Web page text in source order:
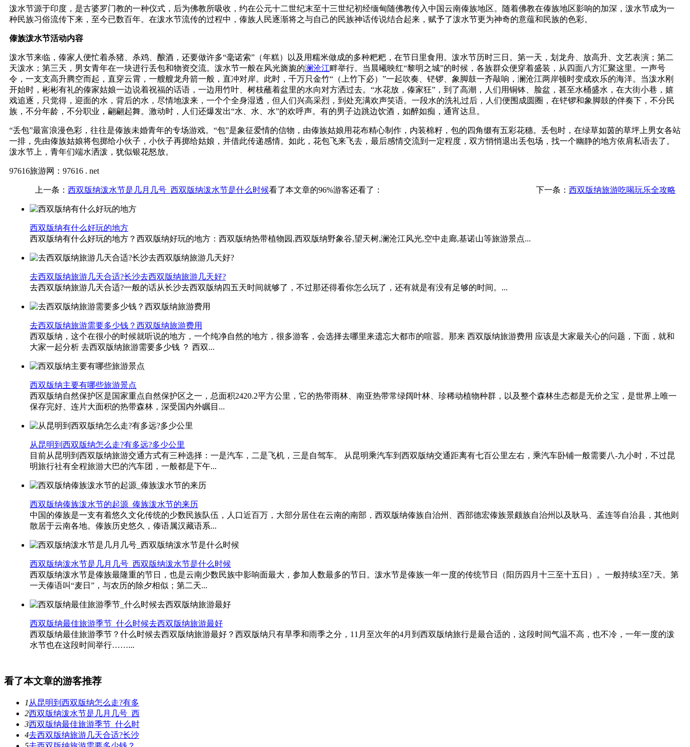
泼水节源于印度，是古婆罗门教的一种仪式，后为佛教所吸收，约在公元十二世纪末至十三世纪初经缅甸随佛教传入中国云南傣族地区。随着佛教在傣族地区影响的加深，泼水节成为一
种民族习俗流传下来，至今已数百年。在泼水节流传的过程中，傣族人民逐渐将之与自己的民族神话传说结合起来，赋予了泼水节更为神奇的意蕴和民族的色彩。
傣族泼水节活动内容
泼水节来临，傣家人便忙着杀猪、杀鸡、酿酒，还要做许多“毫诺索”（年糕）以及用糯米做成的多种粑粑，在节日里食用。泼水节历时三日。第一天，划龙舟、放高升、文艺表演；第二
天泼水；第三天，男女青年在一块进行丢包和物资交流。泼水节一般在风光旖旎的澜沧江畔举行。当晨曦映红“黎明之城”的时候，各族群众便穿着盛装，从四面八方汇聚这里。一声号
令，一支支高升腾空而起，直穿云霄，一艘艘龙舟箭一般，直冲对岸。此时，千万只金竹“（上竹下必）”一起吹奏、铓锣、象脚鼓一齐敲响，澜沧江两岸顿时变成欢乐的海洋。当泼水刚
开始时，彬彬有礼的傣家姑娘一边说着祝福的话语，一边用竹叶、树枝蘸着盆里的水向对方洒过去。“水花放，傣家狂”，到了高潮，人们用铜钵、脸盆，甚至水桶盛水，在大街小巷，嬉
戏追逐，只觉得，迎面的水，背后的水，尽情地泼来，一个个全身湿透，但人们兴高采烈，到处充满欢声笑语。一段水的洗礼过后，人们便围成圆圈，在铓锣和象脚鼓的伴奏下，不分民
族，不分年龄，不分职业，翩翩起舞。激动时，人们还爆发出“水、水、水”的欢呼声。有的男子边跳边饮酒，如醉如痴，通宵达旦。
“丢包”最富浪漫色彩，往往是傣族未婚青年的专场游戏。“包”是象征爱情的信物，由傣族姑娘用花布精心制作，内装棉籽，包的四角缀有五彩花穗。丢包时，在绿草如茵的草坪上男女各站
一排，先由傣族姑娘将包掷给小伙子，小伙子再掷给姑娘，并借此传递感情。如此，花包飞来飞去，最后感情交流到一定程度，双方悄悄退出丢包场，找一个幽静的地方依肩私语去了。
泼水节上，青年们端水洒泼，犹似银花怒放。
97616旅游网：97616 . net
上一条： 西双版纳泼水节是几月几号_西双版纳泼水节是什么时候 下一条： 西双版纳旅游吃喝玩乐全攻略
看了本文章的96%游客还看了：
西双版纳有什么好玩的地方
西双版纳有什么好玩的地方？西双版纳好玩的地方：西双版纳热带植物园,西双版纳​野象谷,望天树,澜沧江风光,空中走廊,基诺山等旅游景点...
去西双版纳旅游几天合适?长沙去西双版纳旅游几天好?
去西双版纳旅游几天合适?一般的话从长沙去西双版纳四五天时间就够了，不过那还得看你怎么玩了，还有就是有没有足够的时间。...
去西双版纳旅游需要多少钱？西双版纳旅游费用
西双版纳，这个在很小的时候就听说的地方，一个纯净自然的地方，很多游客，会选择去哪里来遗忘大都市的喧嚣。那来 西双版纳旅游费用 应该是大家最关心的问题，下面，就和
大家一起分析 去西双版纳旅游需要多少钱 ？ 西双...
西双版纳主要有哪些旅游景点
西双版纳自然保护区是国家重点自然保护区之一，总面积2420.2平方公里，它的热带雨林、南亚热带常绿阔叶林、珍稀动植物种群，以及整个森林生态都是无价之宝，是世界上唯一
保存完好、连片大面积的热带森林，深受国内外瞩目...
从昆明到西双版纳怎么走?有多远?多少公里
目前从昆明到西双版纳旅游交通方式有三种选择：一是汽车，二是飞机，三是自驾车。 从昆明乘汽车到西双版纳交通距离有七百公里左右，乘汽车卧铺一般需要八-九小时，不过昆
明旅行社有全程旅游大巴的汽车团，一般都是下午...
西双版纳傣族泼水节的起源_傣族泼水节的来历
中国的傣族是一支有着悠久文化传统的少数民族队伍，人口近百万，大部分居住在云南的南部，西双版纳傣族自治州、西部德宏傣族景颇族自治州以及耿马、孟连等自治县，其他则
散居于云南各地。傣族历史悠久，傣语属汉藏语系...
西双版纳泼水节是几月几号_西双版纳泼水节是什么时候
西双版纳泼水节是傣族最隆重的节日，也是云南少数民族中影响面最大，参加人数最多的节日。泼水节是傣族一年一度的传统节日（阳历四月十三至十五日）。一般持续3至7天。第
一天傣语叫“麦日”，与农历的除夕相似；第二天...
西双版纳最佳旅游季节_什么时候去西双版纳旅游最好
西双版纳最佳旅游季节？什么时候去西双版纳旅游最好？西双版纳只有旱季和雨季之分，11月至次年的4月到西双版纳旅行是最合适的，这段时间气温不高，也不冷，一年一度的泼
水节也在这段时间举行……...
看了本文章的游客推荐
1 从昆明到西双版纳怎么走?有多
2西双版纳泼水节是几月几号_西
3西双版纳最佳旅游季节_什么时
4去西双版纳旅游几天合适?长沙